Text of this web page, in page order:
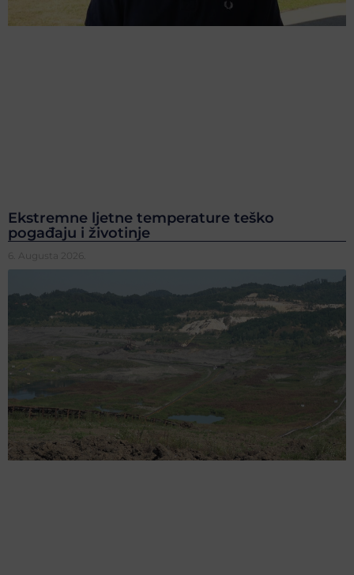
Ekstremne ljetne temperature teško
pogađaju i životinje
6. Augusta 2026.